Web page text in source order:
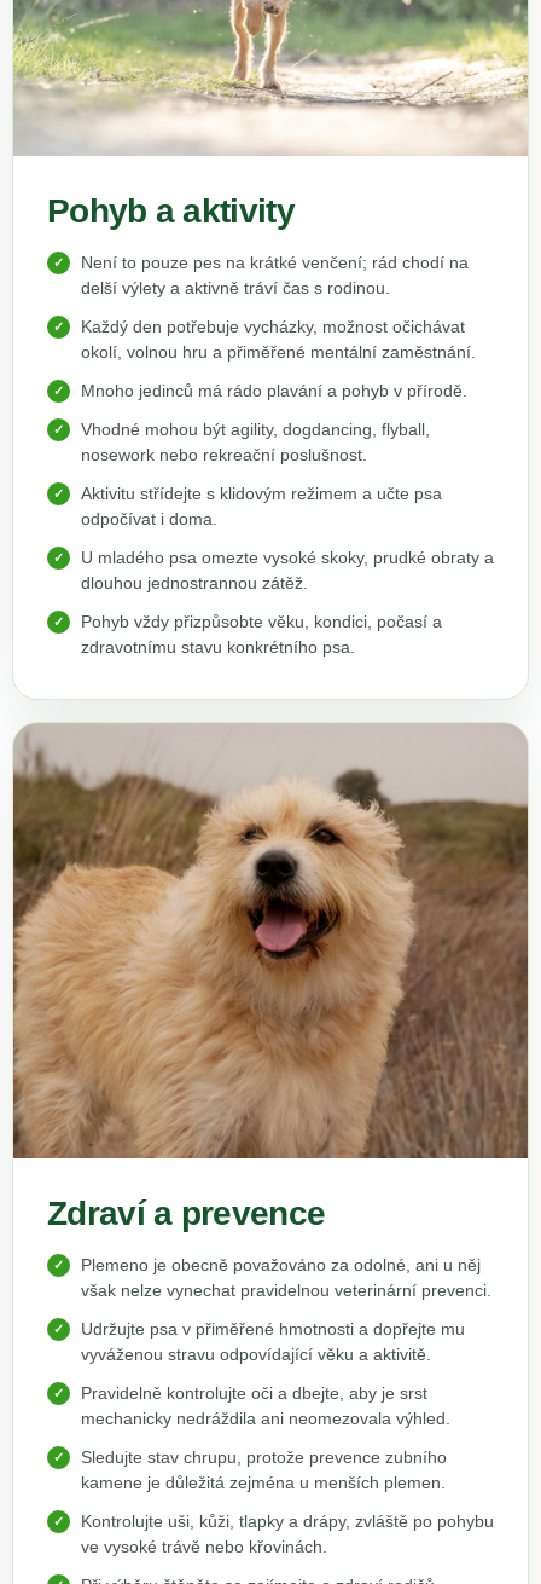
Pohyb a aktivity
Není to pouze pes na krátké venčení; rád chodí na
delší výlety a aktivně tráví čas s rodinou.
Každý den potřebuje vycházky, možnost očichávat
okolí, volnou hru a přiměřené mentální zaměstnání.
Mnoho jedinců má rádo plavání a pohyb v přírodě.
Vhodné mohou být agility, dogdancing, flyball,
nosework nebo rekreační poslušnost.
Aktivitu střídejte s klidovým režimem a učte psa
odpočívat i doma.
U mladého psa omezte vysoké skoky, prudké obraty a
dlouhou jednostrannou zátěž.
Pohyb vždy přizpůsobte věku, kondici, počasí a
zdravotnímu stavu konkrétního psa.
Zdraví a prevence
Plemeno je obecně považováno za odolné, ani u něj
však nelze vynechat pravidelnou veterinární prevenci.
Udržujte psa v přiměřené hmotnosti a dopřejte mu
vyváženou stravu odpovídající věku a aktivitě.
Pravidelně kontrolujte oči a dbejte, aby je srst
mechanicky nedráždila ani neomezovala výhled.
Sledujte stav chrupu, protože prevence zubního
kamene je důležitá zejména u menších plemen.
Kontrolujte uši, kůži, tlapky a drápy, zvláště po pohybu
ve vysoké trávě nebo křovinách.